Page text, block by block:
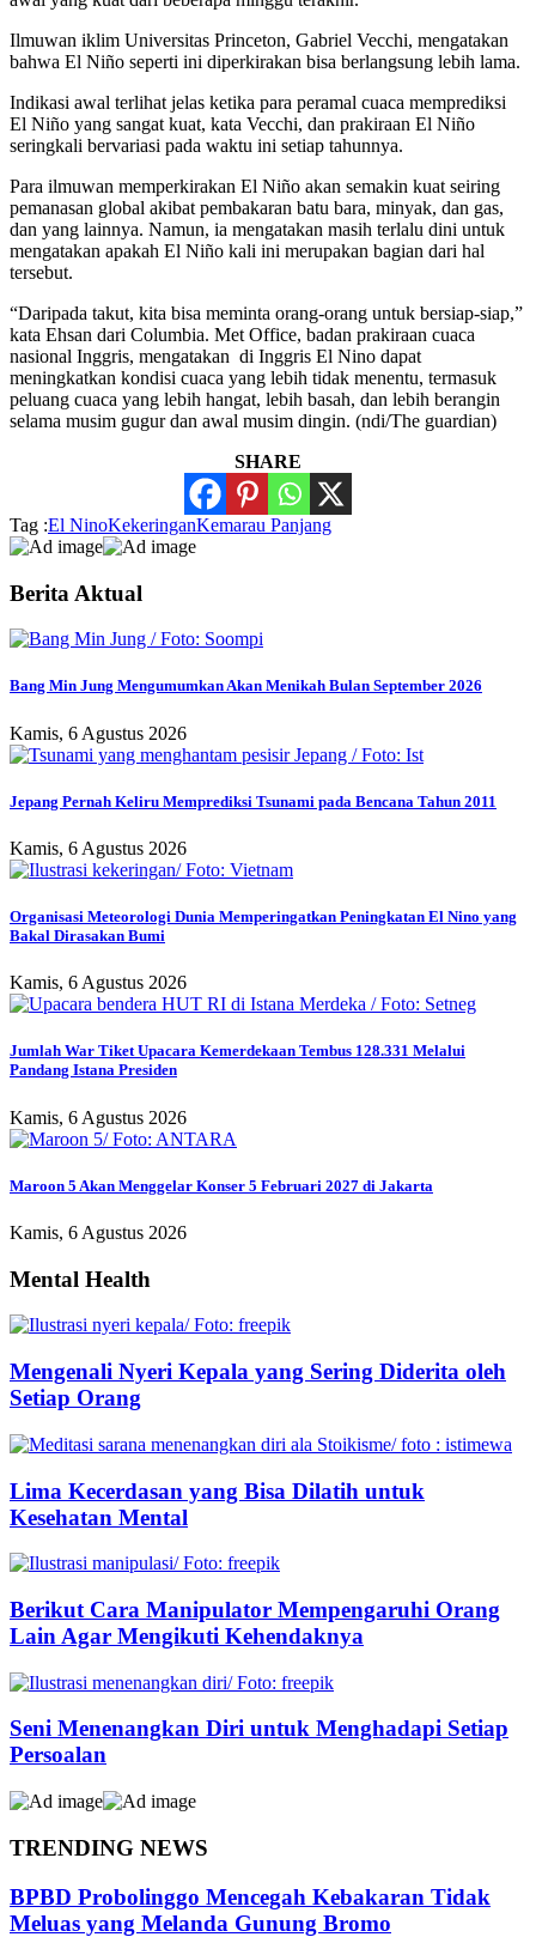
Ilmuwan iklim Universitas Princeton, Gabriel Vecchi, mengatakan
bahwa El Niño seperti ini diperkirakan bisa berlangsung lebih lama.
Indikasi awal terlihat jelas ketika para peramal cuaca memprediksi
El Niño yang sangat kuat, kata Vecchi, dan prakiraan El Niño
seringkali bervariasi pada waktu ini setiap tahunnya.
Para ilmuwan memperkirakan El Niño akan semakin kuat seiring
pemanasan global akibat pembakaran batu bara, minyak, dan gas,
dan yang lainnya. Namun, ia mengatakan masih terlalu dini untuk
mengatakan apakah El Niño kali ini merupakan bagian dari hal
tersebut.
“Daripada takut, kita bisa meminta orang-orang untuk bersiap-siap,”
kata Ehsan dari Columbia. Met Office, badan prakiraan cuaca
nasional Inggris, mengatakan di Inggris El Nino dapat
meningkatkan kondisi cuaca yang lebih tidak menentu, termasuk
peluang cuaca yang lebih hangat, lebih basah, dan lebih berangin
selama musim gugur dan awal musim dingin. (ndi/The guardian)
SHARE
Tag :El NinoKekeringanKemarau Panjang
Berita Aktual
Bang Min Jung Mengumumkan Akan Menikah Bulan September 2026
Kamis, 6 Agustus 2026
Jepang Pernah Keliru Memprediksi Tsunami pada Bencana Tahun 2011
Kamis, 6 Agustus 2026
Organisasi Meteorologi Dunia Memperingatkan Peningkatan El Nino yang
Bakal Dirasakan Bumi
Kamis, 6 Agustus 2026
Jumlah War Tiket Upacara Kemerdekaan Tembus 128.331 Melalui
Pandang Istana Presiden
Kamis, 6 Agustus 2026
Maroon 5 Akan Menggelar Konser 5 Februari 2027 di Jakarta
Kamis, 6 Agustus 2026
Mental Health
Mengenali Nyeri Kepala yang Sering Diderita oleh
Setiap Orang
Lima Kecerdasan yang Bisa Dilatih untuk
Kesehatan Mental
Berikut Cara Manipulator Mempengaruhi Orang
Lain Agar Mengikuti Kehendaknya
Seni Menenangkan Diri untuk Menghadapi Setiap
Persoalan
TRENDING NEWS
BPBD Probolinggo Mencegah Kebakaran Tidak
Meluas yang Melanda Gunung Bromo